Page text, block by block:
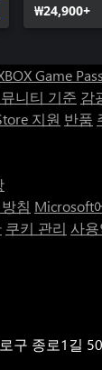
₩24,900+
Game Pass
니티 기준 감
지원 반품
침 Microsoft
쿠키 관리 사
구 종로1길